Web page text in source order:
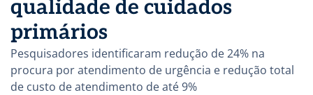
qualidade de cuidados
primários
Pesquisadores identificaram redução de 24% na
procura por atendimento de urgência e redução total
de custo de atendimento de até 9%